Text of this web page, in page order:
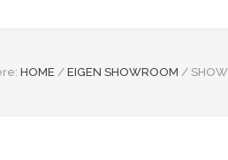
HOME / EIGEN SHOWROOM /